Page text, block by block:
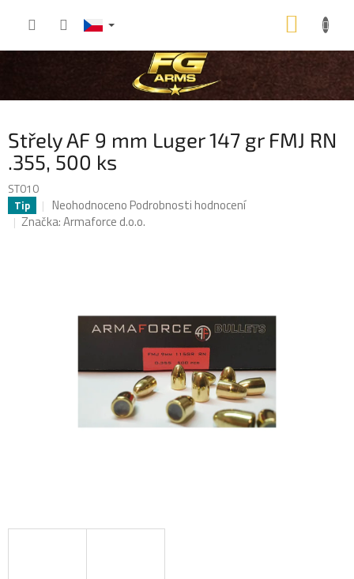
KOŠÍK
Střely AF 9 mm Luger 147 gr FMJ RN
.355, 500 ks
ST010
Tip
Průměrné
hodnocení
hvězdiček.
NeohodnocenoPodrobnosti hodnocení
Značka:Armaforce d.o.o.